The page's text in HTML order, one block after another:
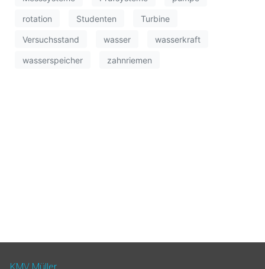
rotation Studenten Turbine
Versuchsstand wasser wasserkraft
wasserspeicher zahnriemen